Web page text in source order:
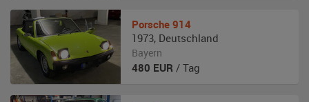
Porsche 914
1973, Deutschland
Bayern
480 EUR / Tag